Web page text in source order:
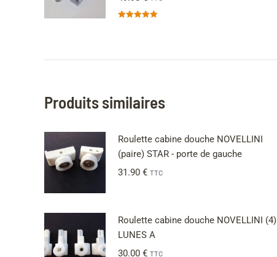
Produits similaires
Roulette cabine douche NOVELLINI
(paire) STAR - porte de gauche
31.90 € TTC
Roulette cabine douche NOVELLINI (4)
LUNES A
30.00 € TTC